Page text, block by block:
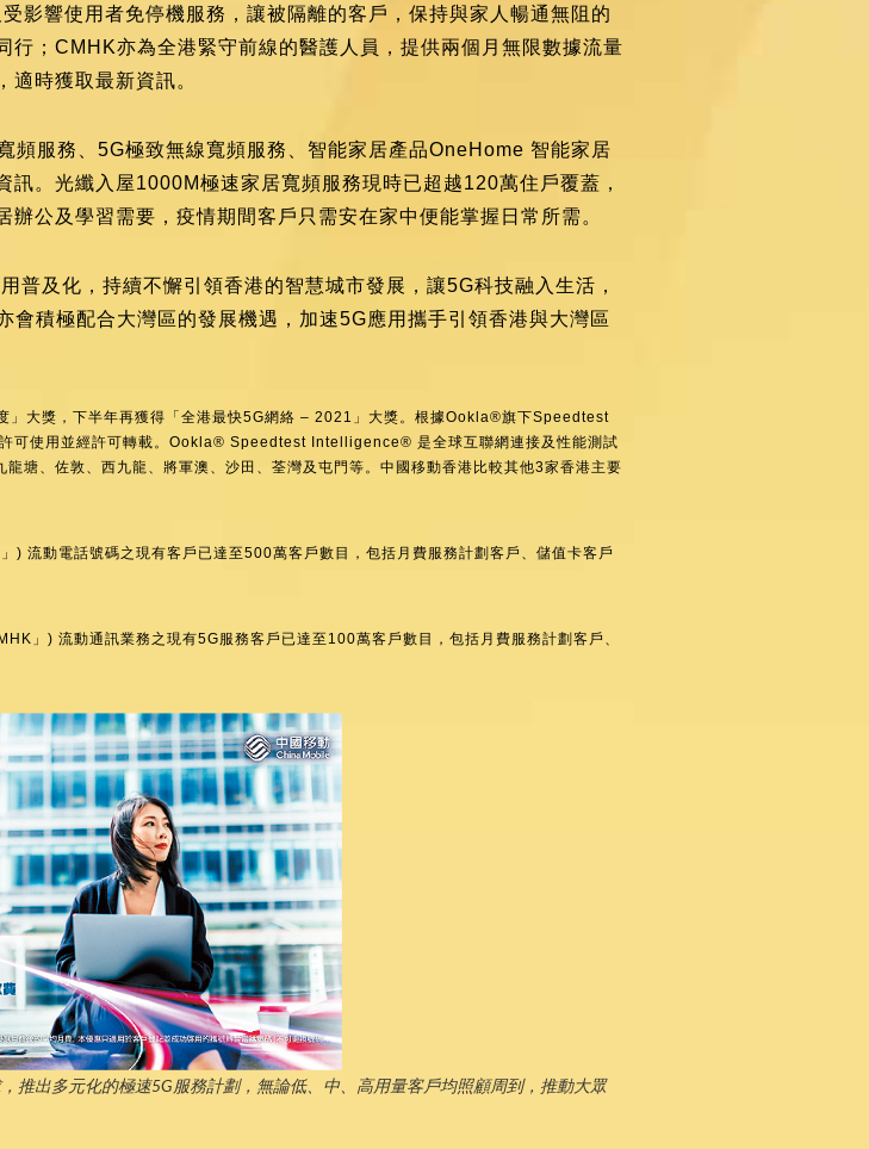
影響使用者免停機服務，讓被隔離的客戶，保持與家人暢通無阻的
；CMHK亦為全港緊守前線的醫護人員，提供兩個月無限數據流量
適時獲取最新資訊。
服務、5G極致無線寬頻服務、智能家居產品OneHome 智能家居
。光纖入屋1000M極速家居寬頻服務現時已超越120萬住戶覆蓋，
公及學習需要，疫情期間客戶只需安在家中便能掌握日常所需。
普及化，持續不懈引領香港的智慧城市發展，讓5G科技融入生活，
積極配合大灣區的發展機遇，加速5G應用攜手引領香港與大灣區
大獎，下半年再獲得「全港最快5G網絡 – 2021」大獎。根據Ookla®旗下Speedtest
使用並經許可轉載。Ookla® Speedtest Intelligence® 是全球互聯網連接及性能測試
塘、佐敦、西九龍、將軍澳、沙田、荃灣及屯門等。中國移動香港比較其他3家香港主要
流動電話號碼之現有客戶已達至500萬客戶數目，包括月費服務計劃客戶、儲值卡客戶
」) 流動通訊業務之現有5G服務客戶已達至100萬客戶數目，包括月費服務計劃客戶、
推出多元化的極速5G服務計劃，無論低、中、高用量客戶均照顧周到，推動大眾